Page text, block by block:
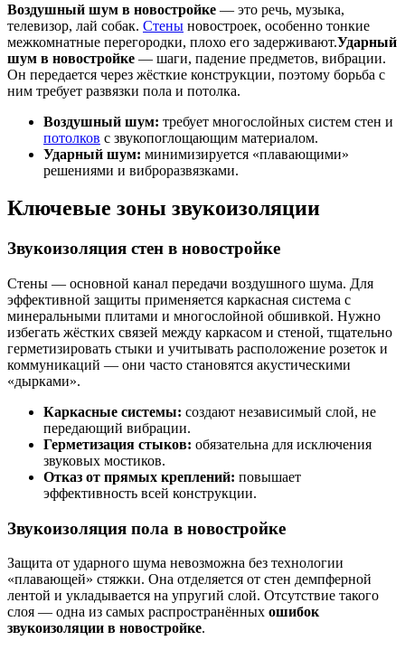
Воздушный шум в новостройке — это речь, музыка,
телевизор, лай собак. Стены новостроек, особенно тонкие
межкомнатные перегородки, плохо его задерживают.Ударный
шум в новостройке — шаги, падение предметов, вибрации.
Он передается через жёсткие конструкции, поэтому борьба с
ним требует развязки пола и потолка.
Воздушный шум: требует многослойных систем стен и
потолков с звукопоглощающим материалом.
Ударный шум: минимизируется «плавающими»
решениями и виброразвязками.
Ключевые зоны звукоизоляции
Звукоизоляция стен в новостройке
Стены — основной канал передачи воздушного шума. Для
эффективной защиты применяется каркасная система с
минеральными плитами и многослойной обшивкой. Нужно
избегать жёстких связей между каркасом и стеной, тщательно
герметизировать стыки и учитывать расположение розеток и
коммуникаций — они часто становятся акустическими
«дырками».
Каркасные системы: создают независимый слой, не
передающий вибрации.
Герметизация стыков: обязательна для исключения
звуковых мостиков.
Отказ от прямых креплений: повышает
эффективность всей конструкции.
Звукоизоляция пола в новостройке
Защита от ударного шума невозможна без технологии
«плавающей» стяжки. Она отделяется от стен демпферной
лентой и укладывается на упругий слой. Отсутствие такого
слоя — одна из самых распространённых ошибок
звукоизоляции в новостройке.